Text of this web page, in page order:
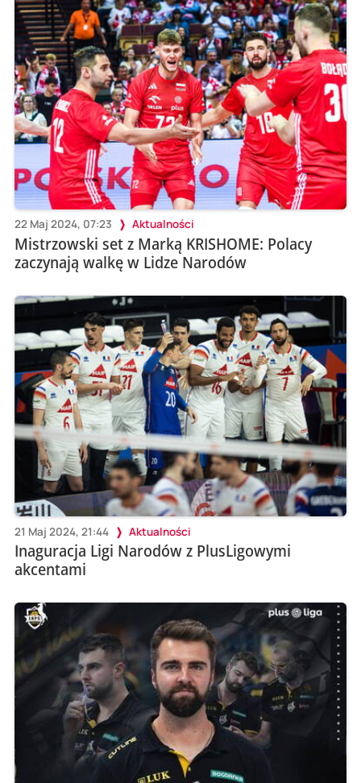
22 Maj 2024, 07:23 Aktualności
Mistrzowski set z Marką KRISHOME: Polacy
zaczynają walkę w Lidze Narodów
21 Maj 2024, 21:44 Aktualności
Inaguracja Ligi Narodów z PlusLigowymi
akcentami